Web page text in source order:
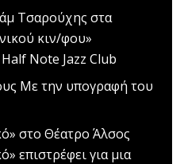
Τσαρούχης στα
κιν/φου»
Note Jazz Club
Με την υπογραφή του
στο Θέατρο Άλσος
επιστρέφει για μια